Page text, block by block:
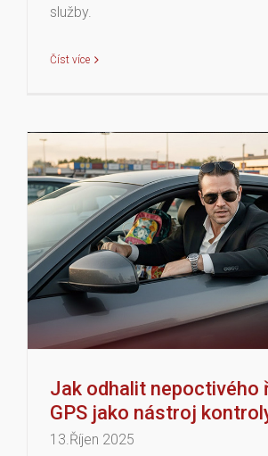
služby.
Číst více
Jak odhalit nepoctivého
GPS jako nástroj
13.Říjen 2025